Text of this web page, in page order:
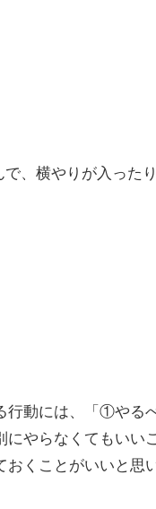
、横やりが入った
行動には、「①やる
やらなくてもいい
くことがいいと思